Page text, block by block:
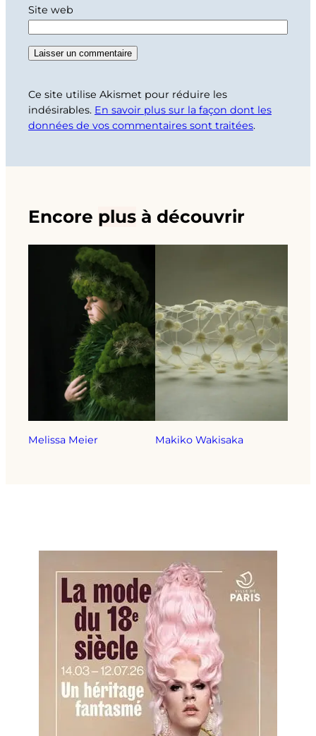
Site web
Ce site utilise Akismet pour réduire les
indésirables. En savoir plus sur la façon dont les
données de vos commentaires sont traitées.
Encore plus à découvrir
Melissa Meier Makiko Wakisaka